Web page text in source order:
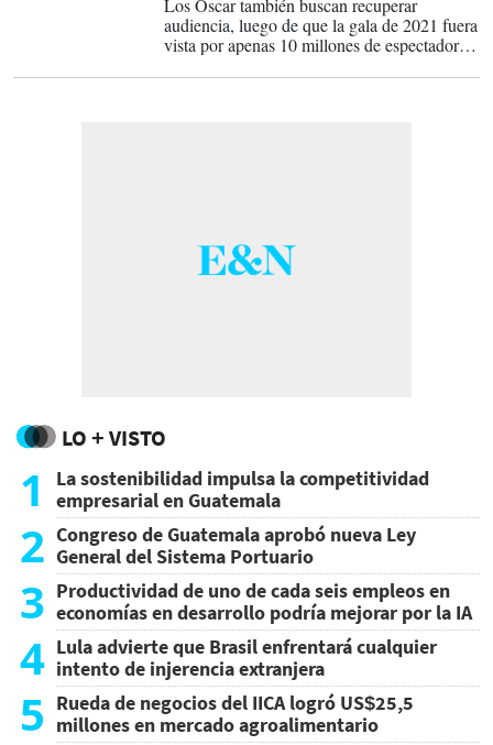
Los Óscar también buscan recuperar
audiencia, luego de que la gala de 2021 fuera
vista por apenas 10 millones de espectadores,
mínimo histórico. Para eso, se incluyó un
LO + VISTO
1
La sostenibilidad impulsa la competitividad
empresarial en Guatemala
2 Congreso de Guatemala aprobó nueva Ley
General del Sistema Portuario
3 Productividad de uno de cada seis empleos en
economías en desarrollo podría mejorar por la IA
4 Lula advierte que Brasil enfrentará cualquier
intento de injerencia extranjera
5 Rueda de negocios del IICA logró US$25,5
millones en mercado agroalimentario